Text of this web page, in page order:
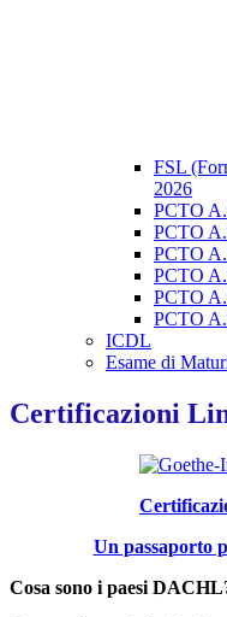
FSL
2026
PCTO
PCTO
PCTO
PCTO
PCTO
PCTO
ICDL
Esame di
Certificazioni
Un passaporto
Cosa sono i paesi